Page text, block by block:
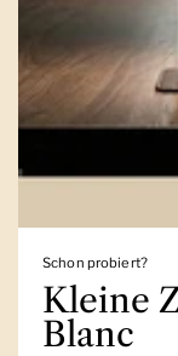
Schon probiert?
Kleine
Blanc